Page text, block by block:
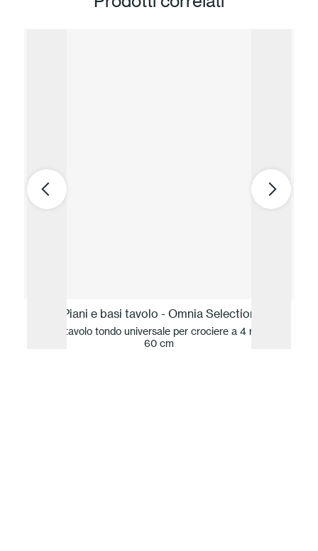
Piani e basi tavolo - Omnia Selection
Piano tavolo tondo universale per crociere a 4 razze ø
60 cm